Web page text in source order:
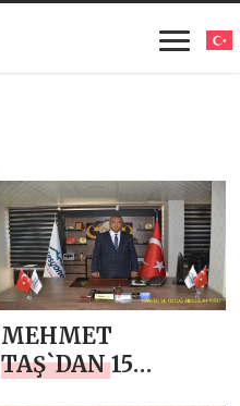
MEHMET
TAŞ`DAN 15